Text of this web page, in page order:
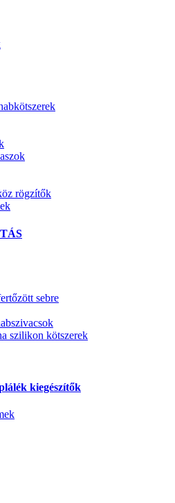
rögzítők
sebre
szilikon kötszerek
kiegészítők